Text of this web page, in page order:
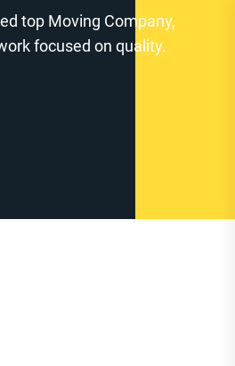
top Moving Company,
focused on quality.